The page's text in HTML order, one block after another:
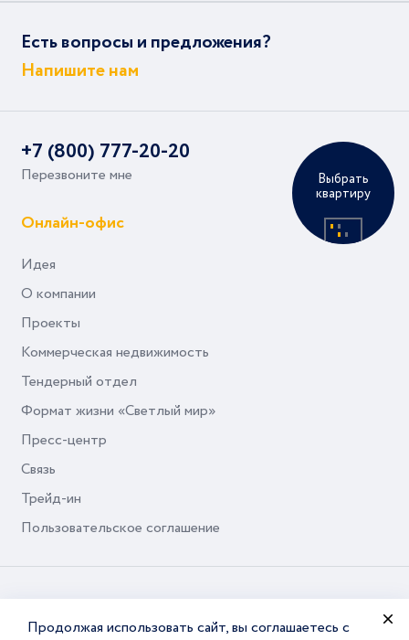
Продолжая использовать сайт, вы соглашаетесь с
Выбрать
квартиру
Есть вопросы и предложения?
Напишите нам
+7 (800) 777-20-20
Перезвоните мне
Онлайн-офис
Идея
О компании
Проекты
Коммерческая недвижимость
Тендерный отдел
Формат жизни «Светлый мир»
Пресс-центр
Связь
Трейд-ин
Пользовательское соглашение